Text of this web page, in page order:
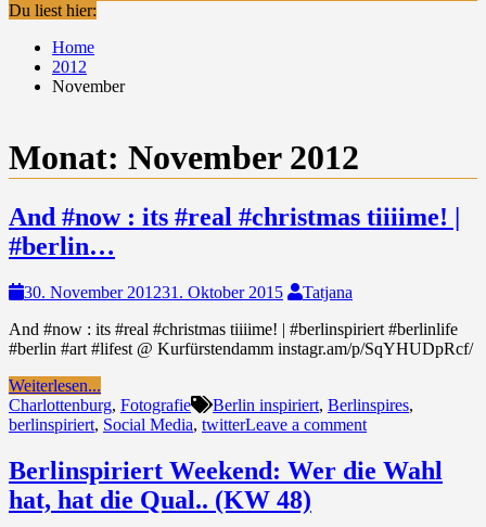
Du liest hier:
Home
2012
November
Monat: November 2012
And #now : its #real #christmas tiiiime! |
#berlin…
30. November 201231. Oktober 2015
Tatjana
And #now : its #real #christmas tiiiime! | #berlinspiriert #berlinlife
#berlin #art #lifest @ Kurfürstendamm instagr.am/p/SqYHUDpRcf/
Weiterlesen...
Charlottenburg, Fotografie Berlin inspiriert, Berlinspires,
berlinspiriert, Social Media, twitterLeave a comment
Berlinspiriert Weekend: Wer die Wahl
hat, hat die Qual.. (KW 48)